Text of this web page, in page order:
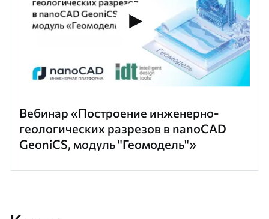
Вебинар «Построение инженерно-
геологических разрезов в nanoCAD
GeoniCS, модуль "Геомодель"»